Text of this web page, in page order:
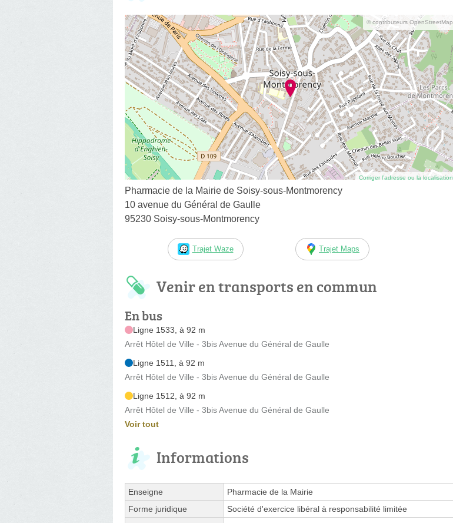
© contributeurs OpenStreetMap
Corriger l’adresse ou la localisation
Pharmacie de la Mairie de Soisy-sous-Montmorency
10 avenue du Général de Gaulle
95230 Soisy-sous-Montmorency
Trajet Waze Trajet Maps
Venir en transports en commun
En bus
Ligne 1533, à 92 m
Arrêt Hôtel de Ville - 3bis Avenue du Général de Gaulle
Ligne 1511, à 92 m
Arrêt Hôtel de Ville - 3bis Avenue du Général de Gaulle
Ligne 1512, à 92 m
Arrêt Hôtel de Ville - 3bis Avenue du Général de Gaulle
Voir tout
Informations
Enseigne
Pharmacie de la Mairie
Forme juridique
Société d'exercice libéral à responsabilité limitée